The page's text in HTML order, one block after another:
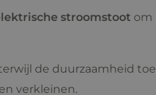
stroomstoot om
de duurzaamheid
verkleinen.